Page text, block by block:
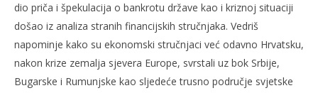
dio priča i špekulacija o bankrotu države kao i kriznoj situaciji
došao iz analiza stranih financijskih stručnjaka. Vedriš
napominje kako su ekonomski stručnjaci već odavno Hrvatsku,
nakon krize zemalja sjevera Europe, svrstali uz bok Srbije,
Bugarske i Rumunjske kao sljedeće trusno područje svjetske